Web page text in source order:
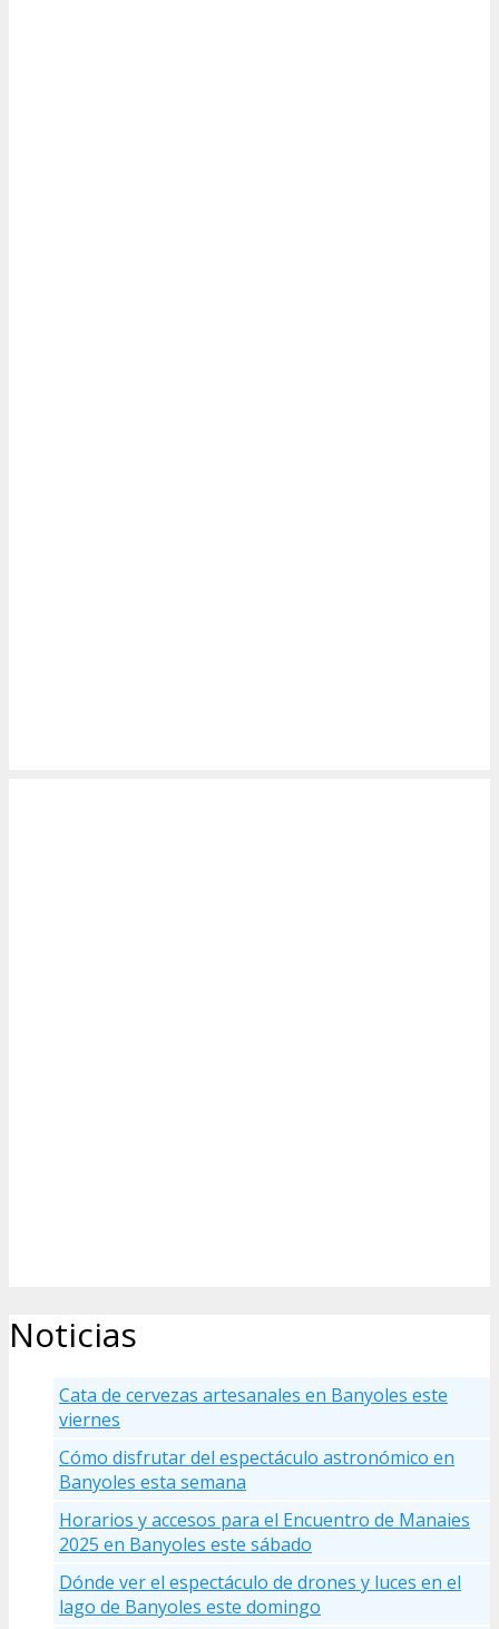
Noticias
Cata de cervezas artesanales en Banyoles este
viernes
Cómo disfrutar del espectáculo astronómico en
Banyoles esta semana
Horarios y accesos para el Encuentro de Manaies
2025 en Banyoles este sábado
Dónde ver el espectáculo de drones y luces en el
lago de Banyoles este domingo